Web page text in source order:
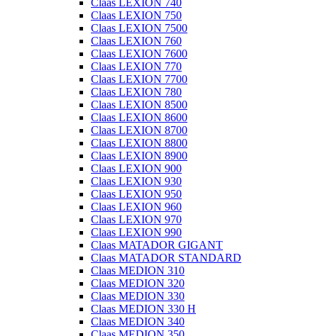
Claas LEXION 740
Claas LEXION 750
Claas LEXION 7500
Claas LEXION 760
Claas LEXION 7600
Claas LEXION 770
Claas LEXION 7700
Claas LEXION 780
Claas LEXION 8500
Claas LEXION 8600
Claas LEXION 8700
Claas LEXION 8800
Claas LEXION 8900
Claas LEXION 900
Claas LEXION 930
Claas LEXION 950
Claas LEXION 960
Claas LEXION 970
Claas LEXION 990
Claas MATADOR GIGANT
Claas MATADOR STANDARD
Claas MEDION 310
Claas MEDION 320
Claas MEDION 330
Claas MEDION 330 H
Claas MEDION 340